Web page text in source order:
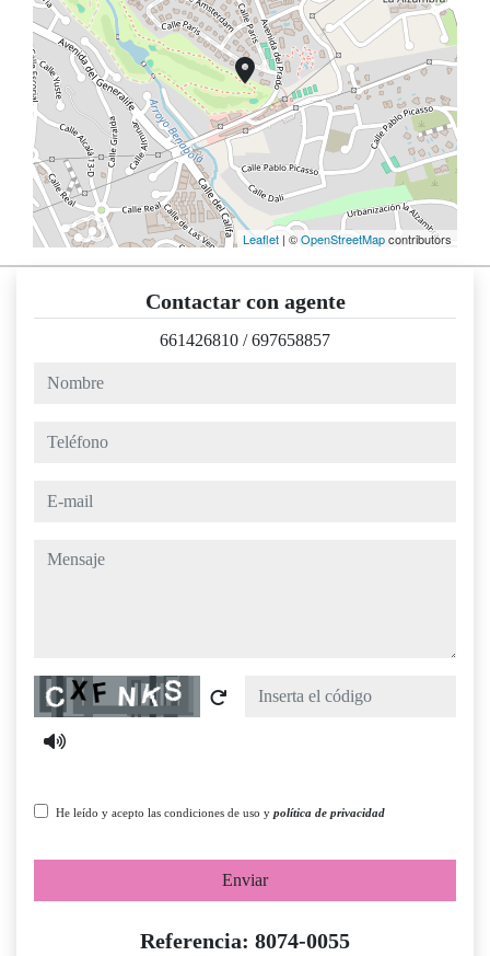
Leaflet | ©OpenStreetMapcontributors
Contactar con agente
661426810 /697658857
nombre
teléfono
e-mail
mensaje
Captcha
He leído y acepto las condiciones de uso y política de privacidad
Enviar
Referencia: 8074-0055